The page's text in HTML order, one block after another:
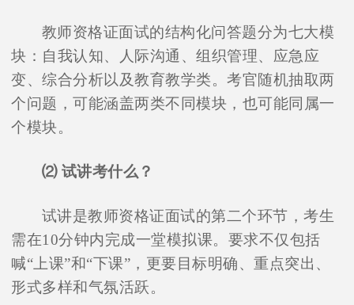
教师资格证面试的结构化问答题分为七大模
块：自我认知、人际沟通、组织管理、应急应
变、综合分析以及教育教学类。考官随机抽取两
个问题，可能涵盖两类不同模块，也可能同属一
个模块。
⑵ 试讲考什么？
试讲是教师资格证面试的第二个环节，考生
需在10分钟内完成一堂模拟课。要求不仅包括
喊“上课”和“下课”，更要目标明确、重点突出、
形式多样和气氛活跃。